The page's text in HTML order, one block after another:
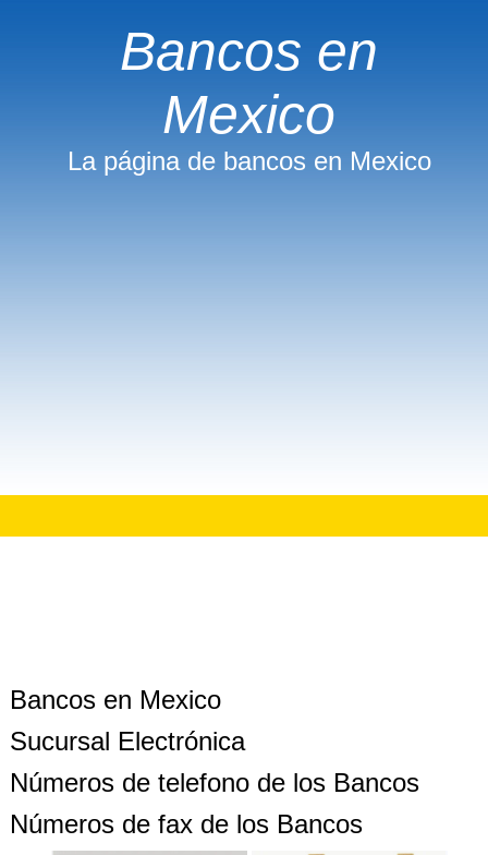
Bancos en
Mexico
La página de bancos en Mexico
Bancos en Mexico
Sucursal Electrónica
Números de telefono de los Bancos
Números de fax de los Bancos